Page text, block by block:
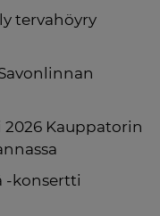
tervahöyry
2026 Kauppatorin
-konsertti